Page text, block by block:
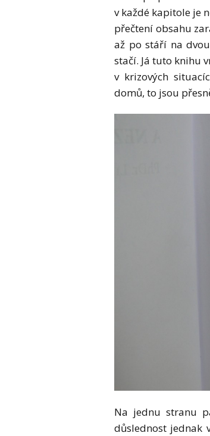
v každé kapitole je
přečtení obsahu
až po stáří na
stačí. Já tuto knihu
v krizových
domů, to jsou
Na jednu stranu
důslednost jednak